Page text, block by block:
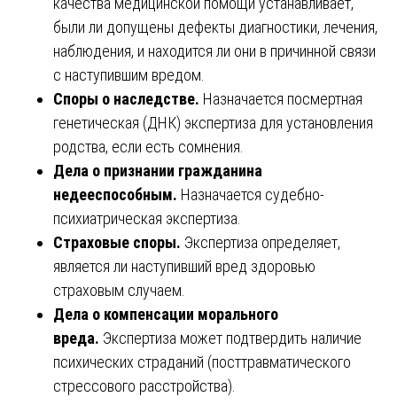
были ли допущены дефекты диагностики, лечения,
наблюдения, и находится ли они в причинной связи
с наступившим вредом.
Споры о наследстве. Назначается посмертная
генетическая (ДНК) экспертиза для установления
родства, если есть сомнения.
Дела о признании гражданина
недееспособным. Назначается судебно-
психиатрическая экспертиза.
Страховые споры. Экспертиза определяет,
является ли наступивший вред здоровью
страховым случаем.
Дела о компенсации морального
вреда. Экспертиза может подтвердить наличие
психических страданий (посттравматического
стрессового расстройства).